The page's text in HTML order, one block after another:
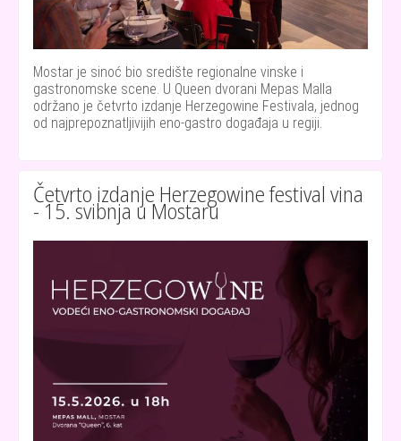
Mostar je sinoć bio središte regionalne vinske i
gastronomske scene. U Queen dvorani Mepas Malla
održano je četvrto izdanje Herzegowine Festivala, jednog
od najprepoznatljivijih eno-gastro događaja u regiji.
Četvrto izdanje Herzegowine festival vina
- 15. svibnja u Mostaru